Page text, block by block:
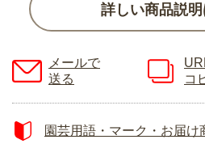
詳しい商品説
メールで
送る
コ
園芸用語・マーク・お届け